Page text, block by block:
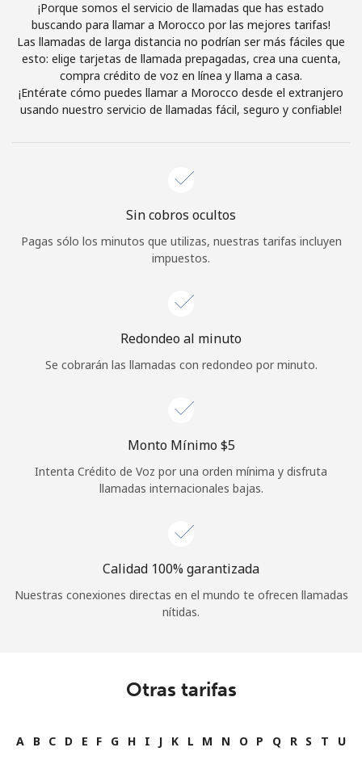
Iniciar Sesión
o
Continuar con
¡Porque somos el servicio de llamadas que has estado
buscando para llamar a Morocco por las mejores tarifas!
Las llamadas de larga distancia no podrían ser más fáciles que
esto: elige tarjetas de llamada prepagadas, crea una cuenta,
compra crédito de voz en línea y llama a casa.
¡Entérate cómo puedes llamar a Morocco desde el extranjero
usando nuestro servicio de llamadas fácil, seguro y confiable!
Sin cobros ocultos
Pagas sólo los minutos que utilizas, nuestras tarifas incluyen
impuestos.
Redondeo al minuto
Se cobrarán las llamadas con redondeo por minuto.
Monto Mínimo ⁦$5⁩
Intenta Crédito de Voz por una orden mínima y disfruta
llamadas internacionales bajas.
Calidad 100% garantizada
Nuestras conexiones directas en el mundo te ofrecen llamadas
nítidas.
Otras tarifas
A B C D E F G H I J K L M N O P Q R S T
U